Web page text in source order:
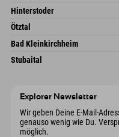
Österreich
Schmiedau 2
6272 Kaltenbach im Zillertal
Österreich
Hinterstoder
Freizeitpark 10
Österreich
Ötztal
Gscheat 14
6441 Umhausen
Österreich
Bad Kleinkirchheim
Dorfstraße 24
Stubaital
Explorer Newsletter
Wir geben Deine E-Mail-
genauso wenig wie Du.
möglich.